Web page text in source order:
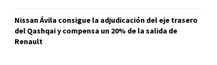
Nissan Ávila consigue la adjudicación del eje trasero
del Qashqai y compensa un 20% de la salida de
Renault